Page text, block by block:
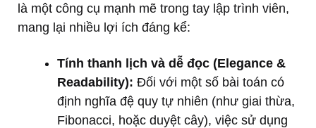
là một công cụ mạnh mẽ trong tay lập trình viên,
mang lại nhiều lợi ích đáng kể:
Tính thanh lịch và dễ đọc (Elegance &
Readability): Đối với một số bài toán có
định nghĩa đệ quy tự nhiên (như giai thừa,
Fibonacci, hoặc duyệt cây), việc sử dụng